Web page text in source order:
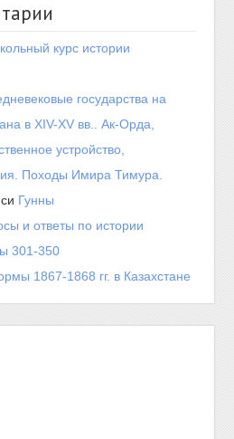
курс истории
государства на
в XIV-XV вв.. Ак-Орда,
устройство,
Походы Имира Тимура.
Гунны
и ответы по истории
301-350
1867-1868 гг. в Казахстане